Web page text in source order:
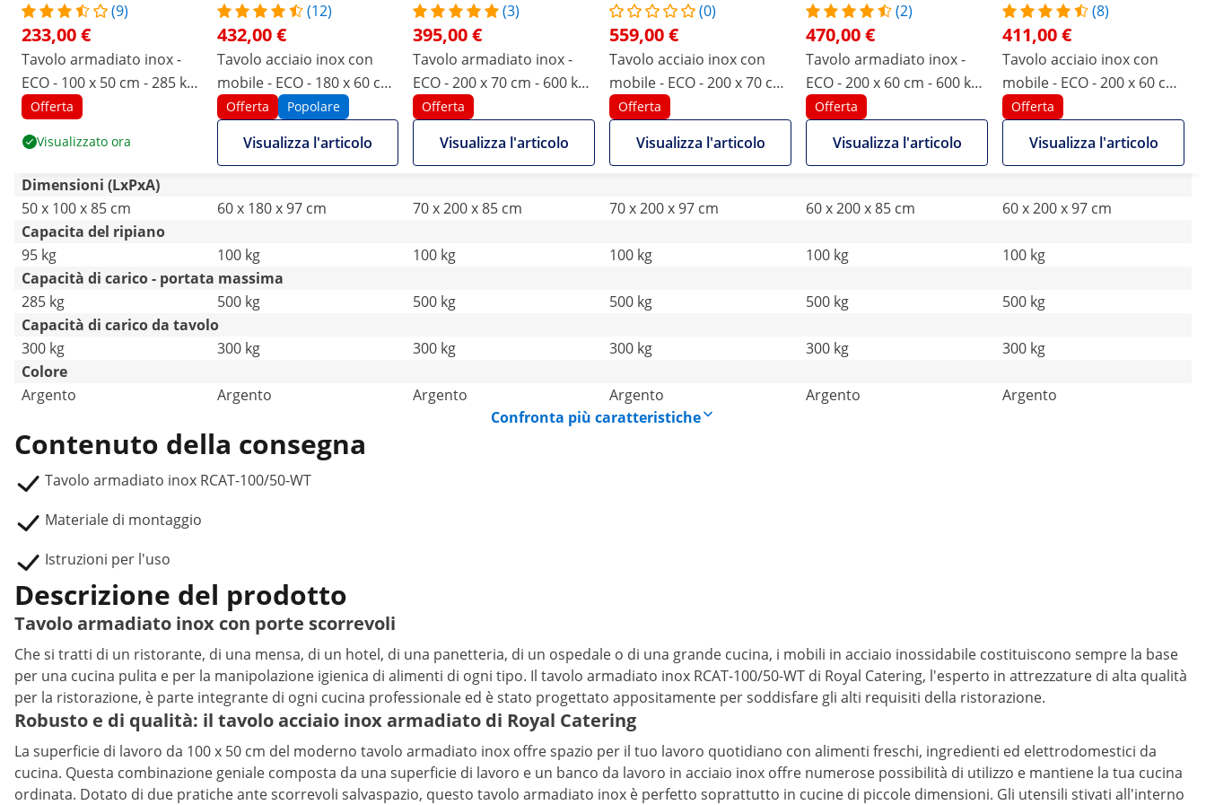
(9)
233,00 €
Tavolo armadiato inox -
ECO - 100 x 50 cm - 285 kg -
Royal Catering
Offerta
Visualizzato ora
(12)
432,00 €
Tavolo acciaio inox con
mobile - ECO - 180 x 60 cm
- 600 kg - Alzatina - Royal
Catering
Offerta Popolare
Visualizza l'articolo
(3)
395,00 €
Tavolo armadiato inox -
ECO - 200 x 70 cm - 600 kg -
Royal Catering
Offerta
Visualizza l'articolo
(0)
559,00 €
Tavolo acciaio inox con
mobile - ECO - 200 x 70 cm
- 600 kg - Alzatina - Royal
Catering
Offerta
Visualizza l'articolo
(2)
470,00 €
Tavolo armadiato inox -
ECO - 200 x 60 cm - 600 kg -
Royal Catering
Offerta
Visualizza l'articolo
(8)
411,00 €
Tavolo acciaio inox con
mobile - ECO - 200 x 60 cm
- 600 kg - Alzatina - Royal
Catering
Offerta
Visualizza l'articolo
Dimensioni (LxPxA)
50 x 100 x 85 cm
60 x 180 x 97 cm 70 x 200 x 85 cm 70 x 200 x 97 cm 60 x 200 x 85 cm
60 x 200 x 97 cm
Capacita del ripiano
95 kg
100 kg 100 kg 100 kg 100 kg
100 kg
Capacità di carico - portata massima
285 kg
500 kg 500 kg 500 kg 500 kg
500 kg
Capacità di carico da tavolo
300 kg
300 kg 300 kg 300 kg 300 kg
300 kg
Colore
Argento
Argento Argento Argento Argento
Argento
Confronta più caratteristiche
Contenuto della consegna
Tavolo armadiato inox RCAT-100/50-WT
Materiale di montaggio
Istruzioni per l'uso
Descrizione del prodotto
Tavolo armadiato inox con porte scorrevoli
Che si tratti di un ristorante, di una mensa, di un hotel, di una panetteria, di un ospedale o di una grande cucina, i mobili in acciaio inossidabile costituiscono sempre la base
per una cucina pulita e per la manipolazione igienica di alimenti di ogni tipo. Il tavolo armadiato inox RCAT-100/50-WT di Royal Catering, l'esperto in attrezzature di alta qualità
per la ristorazione, è parte integrante di ogni cucina professionale ed è stato progettato appositamente per soddisfare gli alti requisiti della ristorazione.
Robusto e di qualità: il tavolo acciaio inox armadiato di Royal Catering
La superficie di lavoro da 100 x 50 cm del moderno tavolo armadiato inox offre spazio per il tuo lavoro quotidiano con alimenti freschi, ingredienti ed elettrodomestici da
cucina. Questa combinazione geniale composta da una superficie di lavoro e un banco da lavoro in acciaio inox offre numerose possibilità di utilizzo e mantiene la tua cucina
ordinata. Dotato di due pratiche ante scorrevoli salvaspazio, questo tavolo armadiato inox è perfetto soprattutto in cucine di piccole dimensioni. Gli utensili stivati all'interno